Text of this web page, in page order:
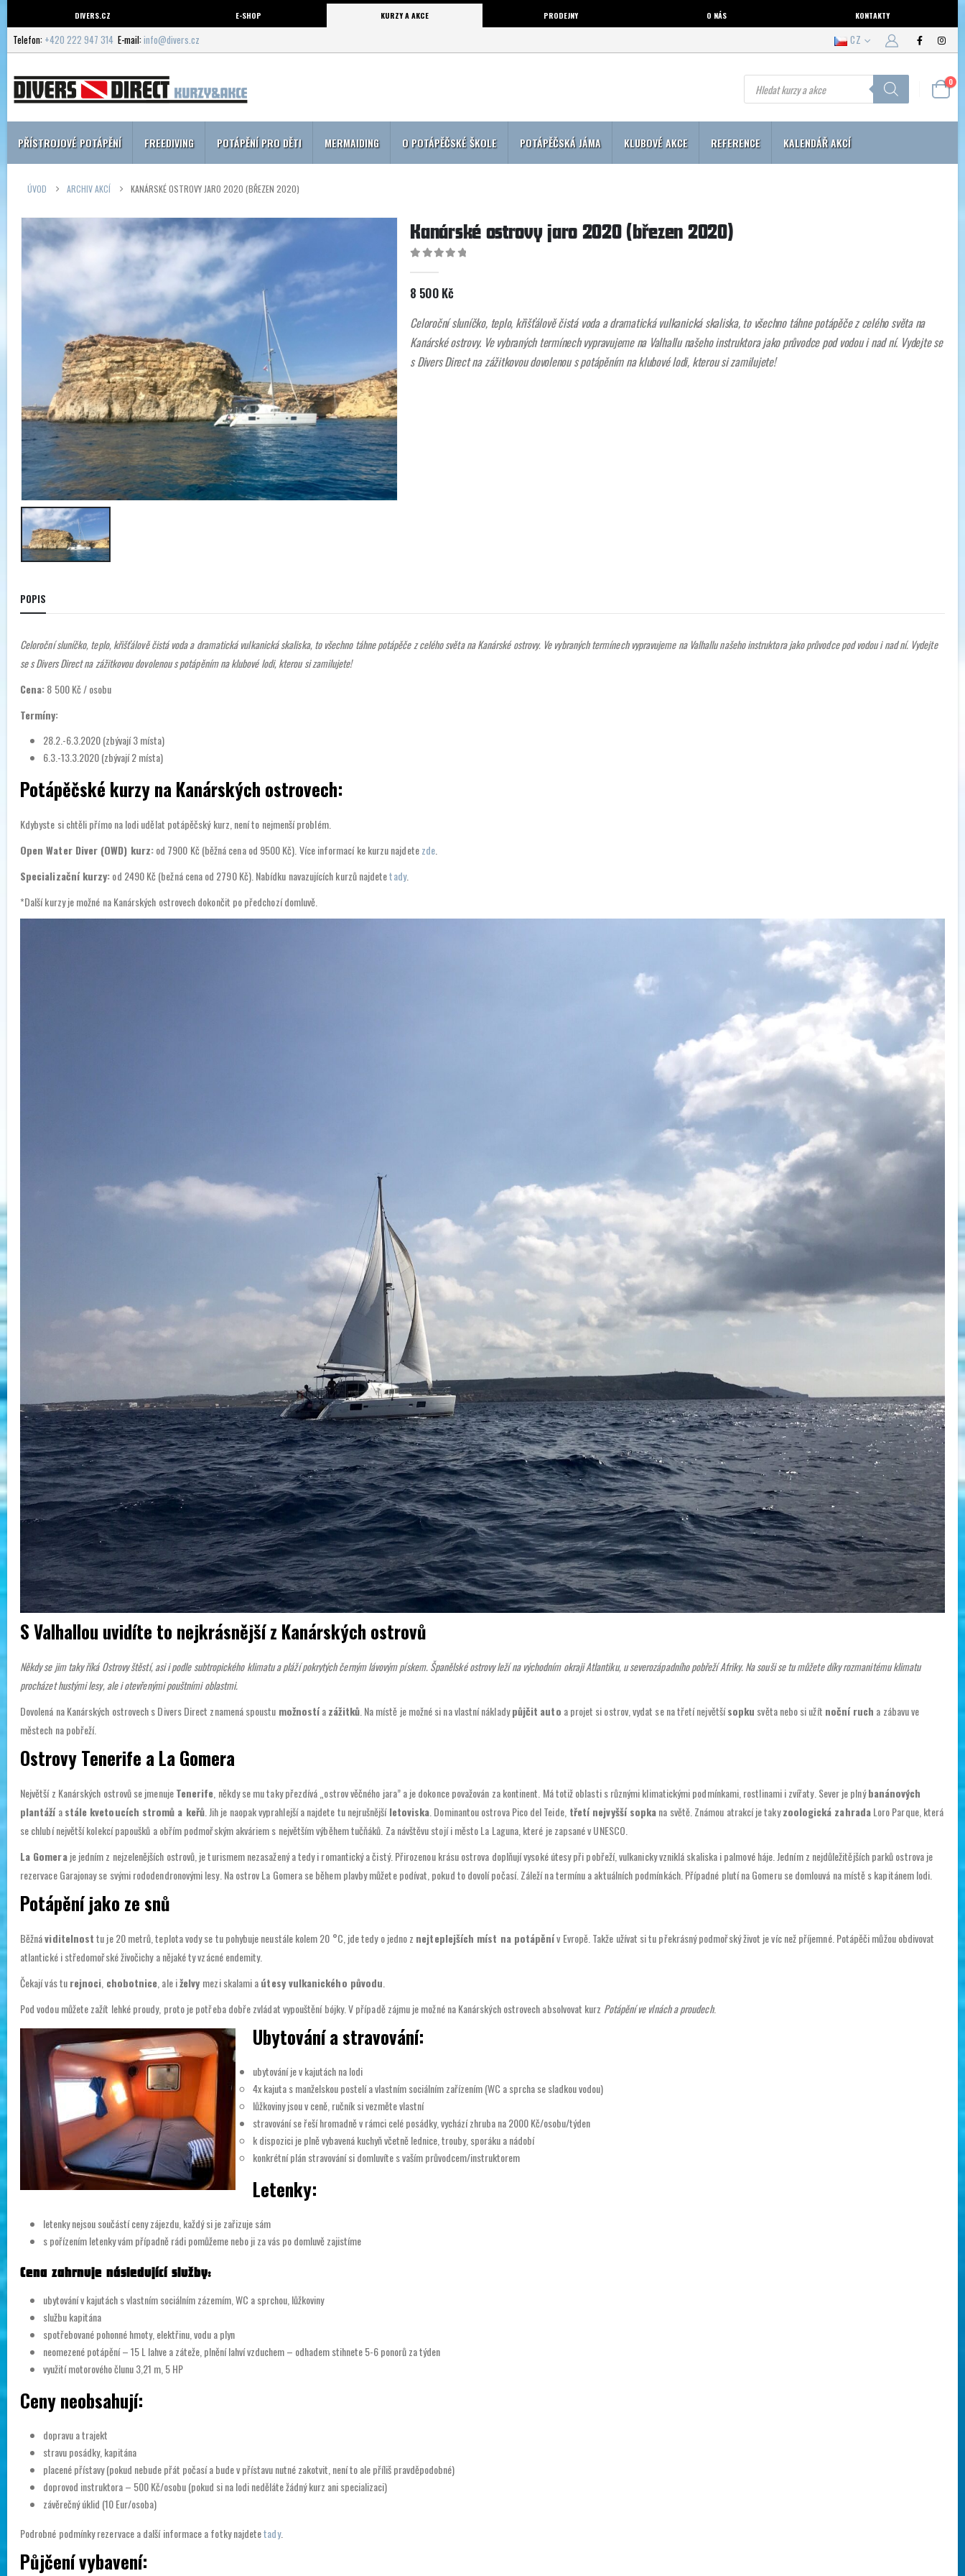
DIVERS.CZ E-SHOP KURZY A AKCE PRODEJNY O NÁS KONTAKTY
Telefon: +420 222 947 314 E-mail:info@divers.cz CZ
Products
search 0
PŘÍSTROJOVÉ POTÁPĚNÍ FREEDIVING POTÁPĚNÍ PRO DĚTI MERMAIDING O POTÁPĚČSKÉ ŠKOLE POTÁPĚČSKÁ JÁMA KLUBOVÉ AKCE REFERENCE KALENDÁŘ AKCÍ
ÚVOD ARCHIV AKCÍ KANÁRSKÉ OSTROVY JARO 2020 (BŘEZEN 2020)
Kanárské ostrovy jaro 2020 (březen 2020)
8 500 Kč
Celoroční sluníčko, teplo, křišťálově čistá voda a dramatická vulkanická skaliska, to všechno táhne potápěče z celého světa na
Kanárské ostrovy. Ve vybraných termínech vypravujeme na Valhallu našeho instruktora jako průvodce pod vodou i nad ní. Vydejte se
s Divers Direct na zážitkovou dovolenou s potápěním na klubové lodi, kterou si zamilujete!
POPIS
Celoroční sluníčko, teplo, křišťálově čistá voda a dramatická vulkanická skaliska, to všechno táhne potápěče z celého světa na Kanárské ostrovy. Ve vybraných termínech vypravujeme na Valhallu našeho instruktora jako průvodce pod vodou i nad ní. Vydejte
se s Divers Direct na zážitkovou dovolenou s potápěním na klubové lodi, kterou si zamilujete!
Cena:8 500 Kč / osobu
Termíny:
28.2.-6.3.2020 (zbývají 3 místa)
6.3.-13.3.2020 (zbývají 2 místa)
Potápěčské kurzy na Kanárských ostrovech:
Kdybyste si chtěli přímo na lodi udělat potápěčský kurz, není to nejmenší problém.
Open Water Diver (OWD) kurz:od 7900 Kč (běžná cena od 9500 Kč). Více informací ke kurzu najdetezde
Specializační kurzy:od 2490 Kč (bežná cena od 2790 Kč). Nabídku navazujících kurzů najdetetady.
*Další kurzy je možné na Kanárských ostrovech dokončit po předchozí domluvě.
S Valhallou uvidíte to nejkrásnější z Kanárských ostrovů
Někdy se jim taky říká Ostrovy štěstí, asi i podle subtropického klimatu a pláží pokrytých černým lávovým pískem. Španělské ostrovy leží na východním okraji Atlantiku, u severozápadního pobřeží Afriky. Na souši se tu můžete díky rozmanitému klimatu
procházet hustými lesy, ale i otevřenými pouštními oblastmi.
Dovolená na Kanárských ostrovech s Divers Direct znamená spoustu možnostíazážitků. Na místě je možné si na vlastní nákladypůjčit auto a projet si ostrov, vydat se na třetí největšísopku světa nebo si užít noční ruch a zábavu ve
městech na pobřeží.
Ostrovy Tenerife a La Gomera
Největší z Kanárských ostrovů se jmenujeTenerife , někdy se mu taky přezdívá „ostrov věčného jara” a je dokonce považován za kontinent. Má totiž oblasti s různými klimatickými podmínkami, rostlinami i zvířaty. Sever je plnýbanánových
plantážíastále kvetoucích stromů a keřů. Jih je naopak vyprahlejší a najdete tu nejrušnějšíletoviska . Dominantou ostrova Pico del Teide, třetí nejvyšší sopkana světě. Známou atrakcí je takyzoologická zahradaLoro Parque, která
se chlubí největší kolekcí papoušků a obřím podmořským akváriem s největším výběhem tučňáků. Za návštěvu stojí i město La Laguna, které je zapsané v UNESCO.
La Gomeraje jedním z nejzelenějších ostrovů, je turismem nezasažený a tedy i romantický a čistý. Přirozenou krásu ostrova doplňují vysoké útesy při pobřeží, vulkanicky vzniklá skaliska i palmové háje. Jedním z nejdůležitějších parků ostrova je
rezervace Garajonay se svými rododendronovými lesy. Na ostrov La Gomera se během plavby můžete podívat, pokud to dovolí počasí. Záleží na termínu a aktuálních podmínkách. Případné plutí na Gomeru se domlouvá na místě s kapitánem lodi.
Potápění jako ze snů
Běžnáviditelnosttu je 20 metrů, teplota vody se tu pohybuje neustále kolem 20 °C, jde tedy o jedno z nejteplejších míst na potápěnív Evropě. Takže užívat si tu překrásný podmořský život je víc než příjemné. Potápěči můžou obdivovat
atlantické i středomořské živočichy a nějaké ty vzácné endemity.
Čekají vás turejnoci chobotnice , ale iželvy mezi skalami aútesy vulkanického původu
Pod vodou můžete zažít lehké proudy, proto je potřeba dobře zvládat vypouštění bójky. V případě zájmu je možné na Kanárských ostrovech absolvovat kurz Potápění ve vlnách a proudech.
Ubytování a stravování:
ubytování je v kajutách na lodi
4x kajuta s manželskou postelí a vlastním sociálním zařízením (WC a sprcha se sladkou vodou)
lůžkoviny jsou v ceně, ručník si vezměte vlastní
stravování se řeší hromadně v rámci celé posádky, vychází zhruba na 2000 Kč/osobu/týden
k dispozici je plně vybavená kuchyň včetně lednice, trouby, sporáku a nádobí
konkrétní plán stravování si domluvíte s vaším průvodcem/instruktorem
Letenky:
letenky nejsou součástí ceny zájezdu, každý si je zařizuje sám
s pořízením letenky vám případně rádi pomůžeme nebo ji za vás po domluvě zajistíme
Cena zahrnuje následující služby:
ubytování v kajutách s vlastním sociálním zázemím, WC a sprchou, lůžkoviny
službu kapitána
spotřebované pohonné hmoty, elektřinu, vodu a plyn
neomezené potápění – 15 L lahve a záteže, plnění lahví vzduchem – odhadem stihnete 5-6 ponorů za týden
využití motorového člunu 3,21 m, 5 HP
Ceny neobsahují:
dopravu a trajekt
stravu posádky, kapitána
placené přístavy (pokud nebude přát počasí a bude v přístavu nutné zakotvit, není to ale příliš pravděpodobné)
doprovod instruktora – 500 Kč/osobu (pokud si na lodi neděláte žádný kurz ani specializaci)
závěrečný úklid (10 Eur/osoba)
Podrobné podmínky rezervace a další informace a fotky najdetetady.
Půjčení vybavení: